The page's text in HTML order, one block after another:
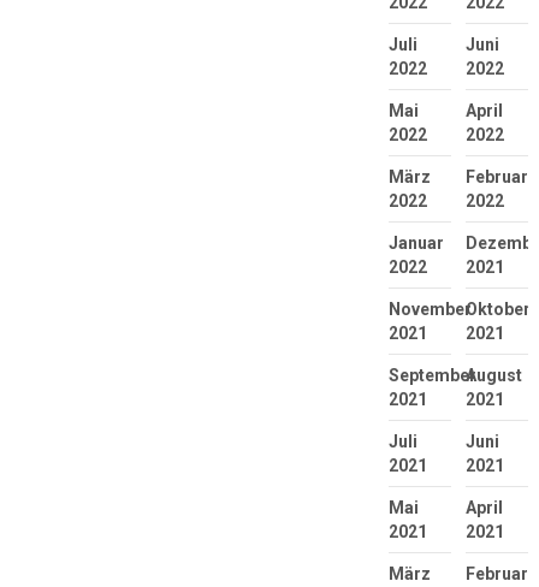
Juli
2022
Juni
2022
Mai
2022
April
2022
März
2022
Februar
2022
Januar
2022
2021
November
2021
Oktober
2021
September
2021
August
2021
Juli
2021
Juni
2021
Mai
2021
April
2021
März
Februar